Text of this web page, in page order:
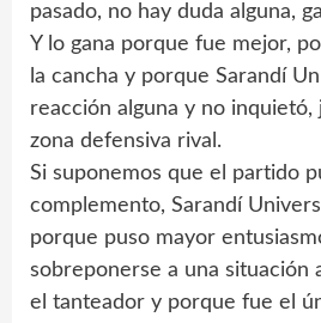
pasado, no hay duda alguna,
Y lo gana porque fue mejor,
la cancha y porque Sarandí
reacción alguna y no inquietó,
zona defensiva rival.
Si suponemos que el partido
complemento, Sarandí
porque puso mayor
sobreponerse a una situación
el tanteador y porque fue el